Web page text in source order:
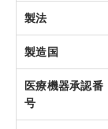
製法
製造国
医療機器承認番
号